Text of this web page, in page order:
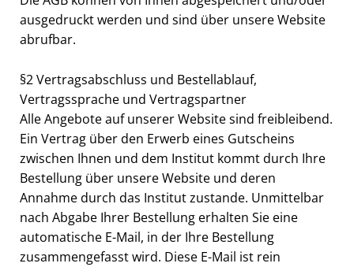
ausgedruckt werden und sind über unsere Website
abrufbar.
§2 Vertragsabschluss und Bestellablauf,
Vertragssprache und Vertragspartner
Alle Angebote auf unserer Website sind freibleibend.
Ein Vertrag über den Erwerb eines Gutscheins
zwischen Ihnen und dem Institut kommt durch Ihre
Bestellung über unsere Website und deren
Annahme durch das Institut zustande. Unmittelbar
nach Abgabe Ihrer Bestellung erhalten Sie eine
automatische E-Mail, in der Ihre Bestellung
zusammengefasst wird. Diese E-Mail ist rein